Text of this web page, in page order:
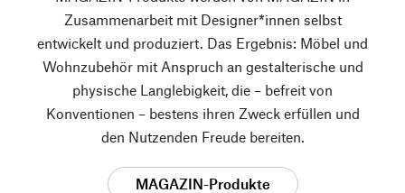
Zusammenarbeit mit Designer*innen selbst
entwickelt und produziert. Das Ergebnis: Möbel und
Wohnzubehör mit Anspruch an gestalterische und
physische Langlebigkeit, die – befreit von
Konventionen – bestens ihren Zweck erfüllen und
den Nutzenden Freude bereiten.
MAGAZIN-Produkte